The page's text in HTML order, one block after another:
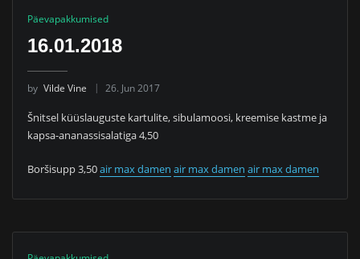
Päevapakkumised
16.01.2018
by Vilde Vine 26. Jun 2017
Šnitsel küüslauguste kartulite, sibulamoosi, kreemise kastme ja
kapsa-ananassisalatiga 4,50
Boršisupp 3,50air max damen air max damen air max damen